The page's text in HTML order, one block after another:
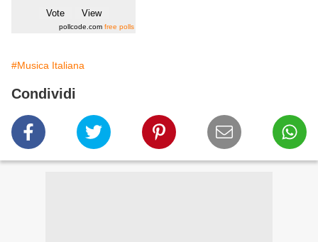
pollcode.com free polls
#Musica Italiana
Condividi